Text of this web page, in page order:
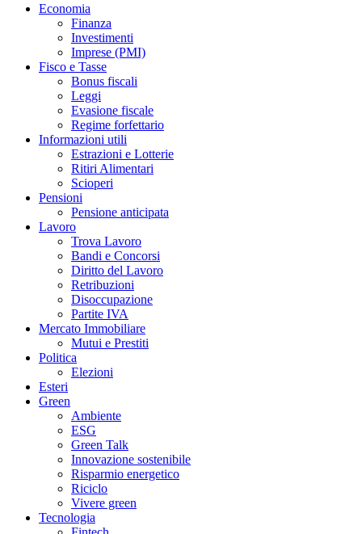
Economia
Finanza
Investimenti
Imprese (PMI)
Fisco e Tasse
Bonus fiscali
Leggi
Evasione fiscale
Regime forfettario
Informazioni utili
Estrazioni e Lotterie
Ritiri Alimentari
Scioperi
Pensioni
Pensione anticipata
Lavoro
Trova Lavoro
Bandi e Concorsi
Diritto del Lavoro
Retribuzioni
Disoccupazione
Partite IVA
Mercato Immobiliare
Mutui e Prestiti
Politica
Elezioni
Esteri
Green
Ambiente
ESG
Green Talk
Innovazione sostenibile
Risparmio energetico
Riciclo
Vivere green
Tecnologia